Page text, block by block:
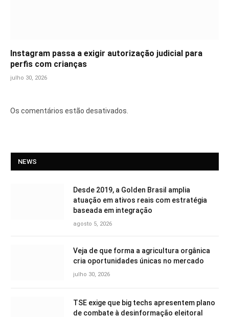
Instagram passa a exigir autorização judicial para
perfis com crianças
julho 30, 2026
Os comentários estão desativados.
NEWS
Desde 2019, a Golden Brasil amplia
atuação em ativos reais com estratégia
baseada em integração
agosto 5, 2026
Veja de que forma a agricultura orgânica
cria oportunidades únicas no mercado
julho 30, 2026
TSE exige que big techs apresentem plano
de combate à desinformação eleitoral